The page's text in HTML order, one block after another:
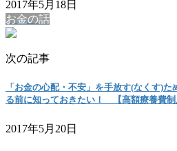
2017年5月18日
お金の話
次の記事
「お金の心配・不安」を手放す(なくす)
る前に知っておきたい！ 【高額療養費制
2017年5月20日